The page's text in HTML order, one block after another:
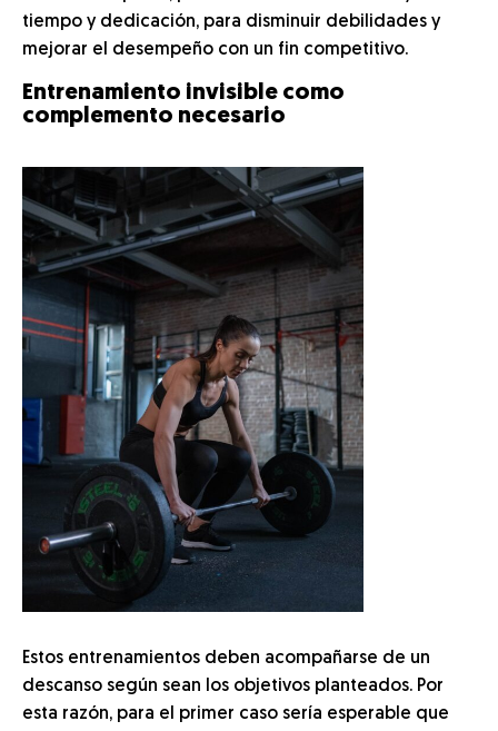
tiempo y dedicación, para disminuir debilidades y
mejorar el desempeño con un fin competitivo.
Entrenamiento invisible como
complemento necesario
Estos entrenamientos deben acompañarse de un
descanso según sean los objetivos planteados. Por
esta razón, para el primer caso sería esperable que